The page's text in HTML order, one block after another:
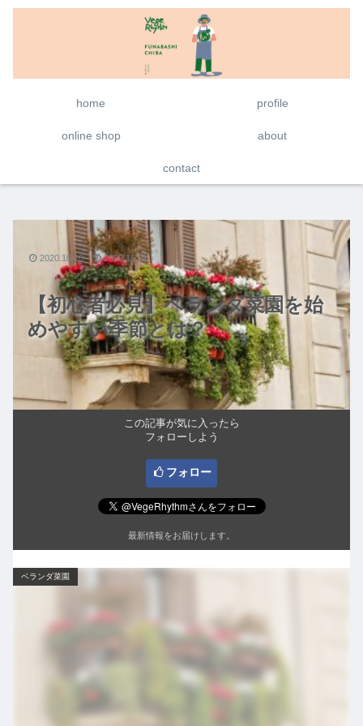
home profile
online shop about
contact
【初心者必見】ベランダ菜園を始
めやすい季節とは？
この記事が気に入ったら
フォローしよう
フォロー
最新情報をお届けします。
ベランダ菜園
2020.10.20 2020.11.21